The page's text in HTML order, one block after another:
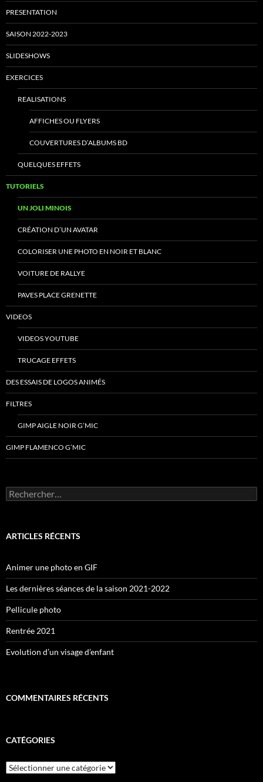
PRESENTATION
SAISON 2022-2023
SLIDESHOWS
EXERCICES
REALISATIONS
AFFICHES OU FLYERS
COUVERTURES D’ALBUMS BD
QUELQUES EFFETS
TUTORIELS
UN JOLI MINOIS
CRÉATION D’UN AVATAR
COLORISER UNE PHOTO EN NOIR ET BLANC
VOITURE DE RALLYE
PAVES PLACE GRENETTE
VIDEOS
VIDEOS YOUTUBE
TRUCAGE EFFETS
DES ESSAIS DE LOGOS ANIMÉS
FILTRES
GIMP AIGLE NOIR G’MIC
GIMP FLAMENCO G’MIC
Rechercher :
ARTICLES RÉCENTS
Animer une photo en GIF
Les dernières séances de la saison 2021-2022
Pellicule photo
Rentrée 2021
Evolution d’un visage d’enfant
COMMENTAIRES RÉCENTS
CATÉGORIES
Catégories